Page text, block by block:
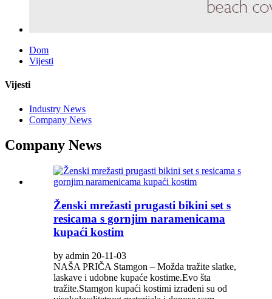
Dom
Vijesti
Vijesti
Industry News
Company News
Company News
Ženski mrežasti prugasti bikini set s
resicama s gornjim naramenicama
kupaći kostim
by admin 20-11-03
NAŠA PRIČA Stamgon – Možda tražite slatke,
laskave i udobne kupaće kostime.Evo šta
tražite.Stamgon kupaći kostimi izrađeni su od